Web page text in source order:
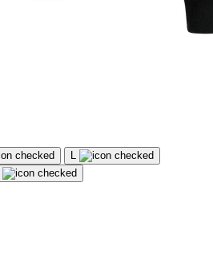
L